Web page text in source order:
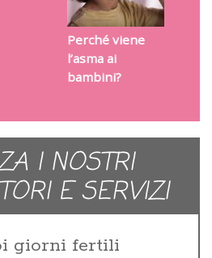
Perché viene
l’asma ai
bambini?
I NOSTRI
E SERVIZI
giorni fertili